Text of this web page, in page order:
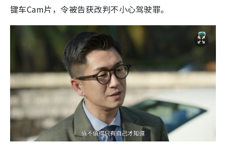
键车Cam片，令被告获改判不小心驾驶罪。